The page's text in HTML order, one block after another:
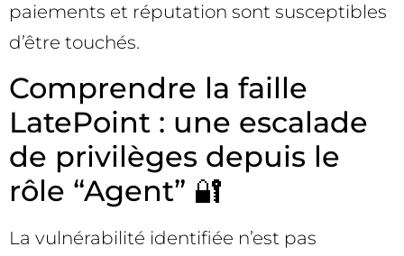
paiements et réputation sont susceptibles
d’être touchés.
Comprendre la faille
LatePoint : une escalade
de privilèges depuis le
rôle “Agent” 🔐
La vulnérabilité identifiée n’est pas